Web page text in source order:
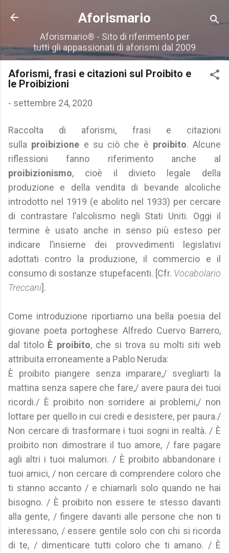
Passa ai contenuti principali
Aforismario
Aforismario® - Sito di riferimento per
tutti gli appassionati di aforismi dal 2009
Aforismi, frasi e citazioni sul Proibito e
le Proibizioni
- settembre 24, 2020
Raccolta di aforismi, frasi e citazioni
sulla proibizione e su ciò che è proibito. Alcune
riflessioni fanno riferimento anche al
proibizionismo, cioè il divieto legale della
produzione e della vendita di bevande alcoliche
introdotto nel 1919 (e abolito nel 1933) per cercare
di contrastare l’alcolismo negli Stati Uniti. Oggi il
termine è usato anche in senso più esteso per
indicare l’insieme dei provvedimenti legislativi
adottati contro la produzione, il commercio e il
consumo di sostanze stupefacenti. [Cfr. Vocabolario
Treccani].
Come introduzione riportiamo una bella poesia del
giovane poeta portoghese Alfredo Cuervo Barrero,
dal titolo È proibito, che si trova su molti siti web
attribuita erroneamente a Pablo Neruda:
È proibito piangere senza imparare,/ svegliarti la
mattina senza sapere che fare,/ avere paura dei tuoi
ricordi./ È proibito non sorridere ai problemi,/ non
lottare per quello in cui credi e desistere, per paura./
Non cercare di trasformare i tuoi sogni in realtà. / È
proibito non dimostrare il tuo amore, / fare pagare
agli altri i tuoi malumori. / È proibito abbandonare i
tuoi amici, / non cercare di comprendere coloro che
ti stanno accanto / e chiamarli solo quando ne hai
bisogno. / È proibito non essere te stesso davanti
alla gente, / fingere davanti alle persone che non ti
interessano, / essere gentile solo con chi si ricorda
di te, / dimenticare tutti coloro che ti amano. / È